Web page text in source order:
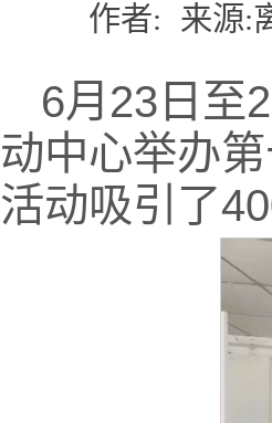
作者: 来源:
6月23日至
动中心举办
活动吸引了